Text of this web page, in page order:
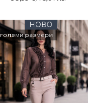
НОВО
големи размери